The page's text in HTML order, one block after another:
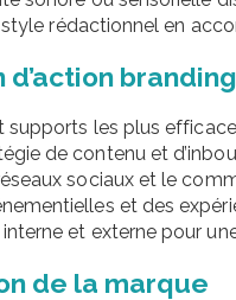
rédactionnel en
branding
supports les plus
de contenu et
sociaux et le
et des
et externe pour
de la marque